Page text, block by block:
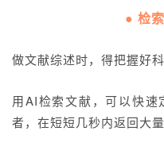
● 检
做文献综述时，得把握好
用AI检索文献，可以快
者，在短短几秒内返回大